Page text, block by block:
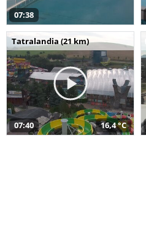
07:38
Tatralandia (21 km)
07:40 16,4 °C